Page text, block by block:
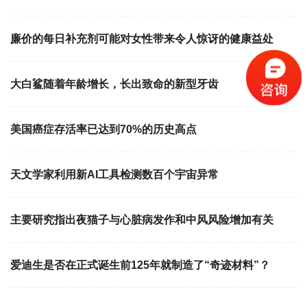
廉价的每日补充剂可能对女性带来令人惊讶的健康益处
大白鲨随着年龄增长，长出致命的新型牙齿
美国癌症存活率已达到70%的历史高点
天文学家利用新AI工具检测数百个宇宙异常
主要研究指出夜猫子与心脏病发作和中风风险增加有关
爱迪生是否在正式诞生前125年就制造了“奇迹材料”？